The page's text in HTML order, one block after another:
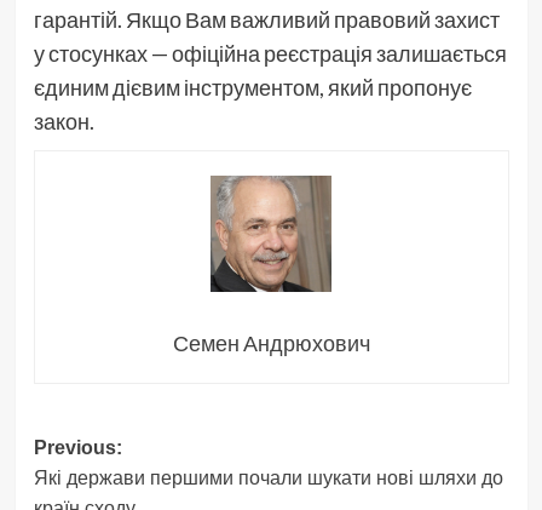
гарантій. Якщо Вам важливий правовий захист
у стосунках — офіційна реєстрація залишається
єдиним дієвим інструментом, який пропонує
закон.
Семен Андрюхович
Post
navigation
Previous:
Які держави першими почали шукати нові шляхи до